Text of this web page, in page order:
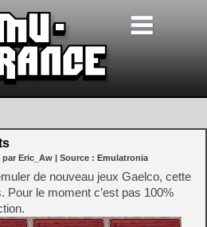
par Eric_Aw | Source : Emulatronia
de nouveau jeux Gaelco, cette
Pour le moment c’est pas 100%